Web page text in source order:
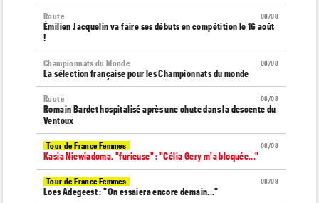
08/08
Route
Émilien Jacquelin va faire ses débuts en compétition le 16 août
!
08/08
Championnats du Monde
La sélection française pour les Championnats du monde
08/08
Route
Romain Bardet hospitalisé après une chute dans la descente du
Ventoux
08/08
Tour de France Femmes
Kasia Niewiadoma, "furieuse" : "Célia Gery m'a bloquée..."
08/08
Tour de France Femmes
Loes Adegeest : "On essaiera encore demain..."